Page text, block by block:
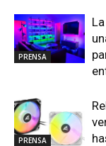
PRENSA
PRENSA